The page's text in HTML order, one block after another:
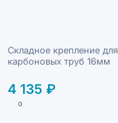
Складное крепление для
карбоновых труб 16мм
4 135 ₽
0